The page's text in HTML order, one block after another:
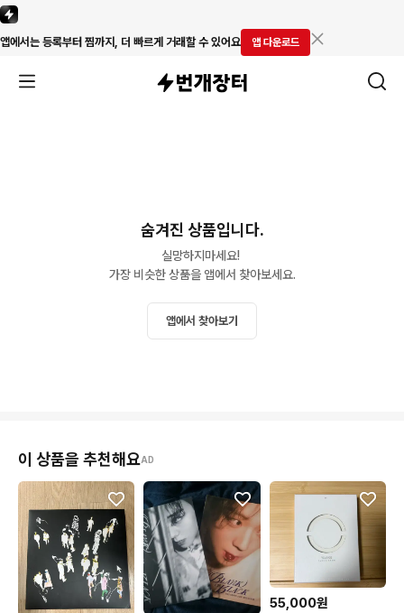
앱에서는 등록부터 찜까지, 더 빠르게 거래할 수 있어요 앱 다운로드
숨겨진 상품입니다.
실망하지마세요!
가장 비슷한 상품을 앱에서 찾아보세요.
앱에서 찾아보기
이 상품을 추천해요AD
55,000원